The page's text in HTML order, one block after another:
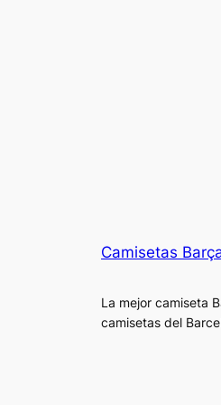
Camisetas
La mejor camiseta
camisetas del